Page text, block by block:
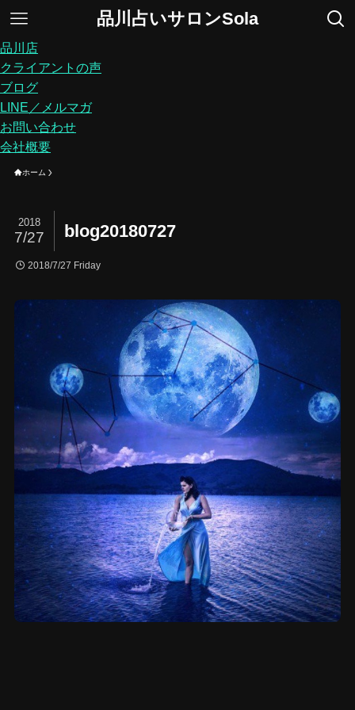
品川占いサロンSola
品川店
クライアントの声
ブログ
LINE／メルマガ
お問い合わせ
会社概要
ホーム
blog20180727
2018
7/27
2018/7/27 Friday